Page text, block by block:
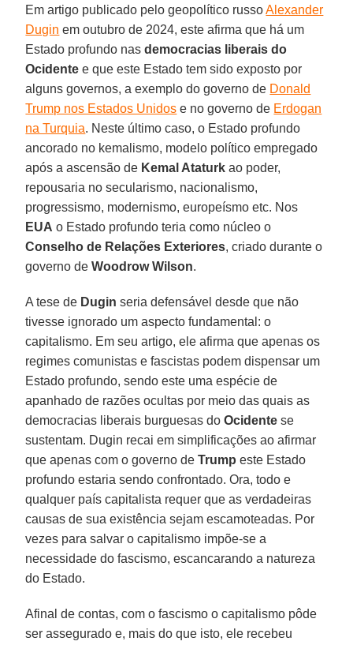
Em artigo publicado pelo geopolítico russoAlexander
Dugin em outubro de 2024, este afirma que há um
Estado profundo nasdemocracias liberais do
Ocidente e que este Estado tem sido exposto por
alguns governos, a exemplo do governo de Donald
Trump nos Estados Unidos e no governo de Erdogan
na Turquia. Neste último caso, o Estado profundo
ancorado no kemalismo, modelo político empregado
após a ascensão de Kemal Ataturk ao poder,
repousaria no secularismo, nacionalismo,
progressismo, modernismo, europeísmo etc. Nos
EUAo Estado profundo teria como núcleo o
Conselho de Relações Exteriores, criado durante o
governo deWoodrow Wilson.
A tese de Dugin seria defensável desde que não
tivesse ignorado um aspecto fundamental: o
capitalismo. Em seu artigo, ele afirma que apenas os
regimes comunistas e fascistas podem dispensar um
Estado profundo, sendo este uma espécie de
apanhado de razões ocultas por meio das quais as
democracias liberais burguesas doOcidente se
sustentam. Dugin recai em simplificações ao afirmar
que apenas com o governo deTrump este Estado
profundo estaria sendo confrontado. Ora, todo e
qualquer país capitalista requer que as verdadeiras
causas de sua existência sejam escamoteadas. Por
vezes para salvar o capitalismo impõe-se a
necessidade do fascismo, escancarando a natureza
do Estado.
Afinal de contas, com o fascismo o capitalismo pôde
ser assegurado e, mais do que isto, ele recebeu